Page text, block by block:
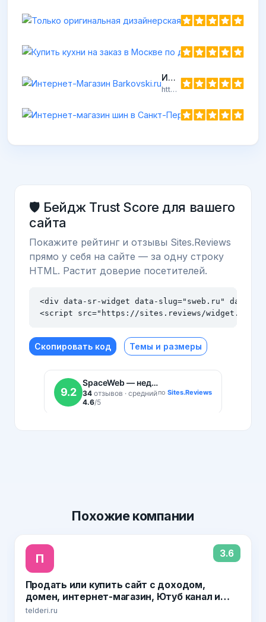
Интернет-Магазин Barkovski.ru
https://barkovski.ru
https://
🛡️ Бейдж Trust Score для вашего
сайта
Покажите рейтинг и отзывы Sites.Reviews
прямо у себя на сайте — за одну строку
HTML. Растит доверие посетителей.
<div data-sr-widget data-slug="sweb.ru" data-
<script src="https://sites.reviews/widget.js"
Скопировать код Темы и размеры
Похожиекомпании
П 3.6
Продать или купить сайт с доходом,
домен, интернет-магазин, Ютуб канал и
группу ВК на бирже Телдери
telderi.ru